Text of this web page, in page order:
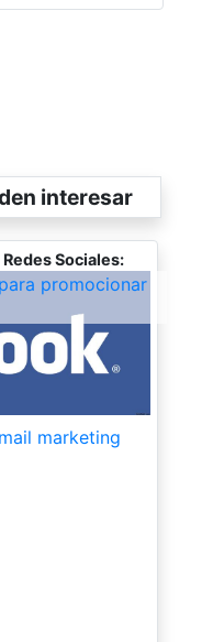
interesar
Sociales:
promocionar
marketing